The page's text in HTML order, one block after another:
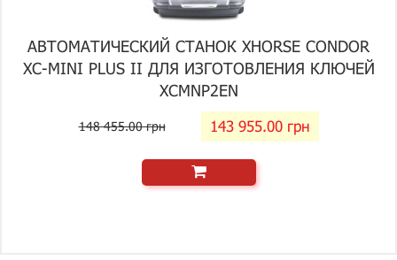
АВТОМАТИЧЕСКИЙ СТАНОК XHORSE CONDOR
XC-MINI PLUS II ДЛЯ ИЗГОТОВЛЕНИЯ КЛЮЧЕЙ
XCMNP2EN
148 455.00 грн 143 955.00 грн